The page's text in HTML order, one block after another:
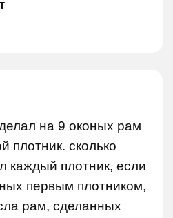
на 9 оконых рам
плотник. сколько
каждый плотник, если
первым плотником,
рам, сделанных